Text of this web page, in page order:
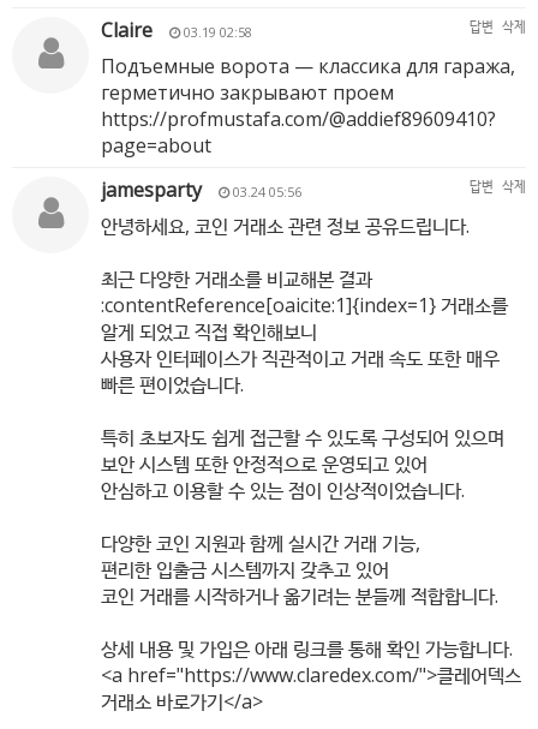
Claire
03.19 02:58 답변 삭제
Подъемные ворота — классика для гаража,
герметично закрывают проем
https://profmustafa.com/@addief89609410?
page=about
jamesparty
03.24 05:56 답변 삭제
안녕하세요, 코인 거래소 관련 정보 공유드립니다.
최근 다양한 거래소를 비교해본 결과
:contentReference[oaicite:1]{index=1} 거래소를
알게 되었고 직접 확인해보니
사용자 인터페이스가 직관적이고 거래 속도 또한 매우
빠른 편이었습니다.
특히 초보자도 쉽게 접근할 수 있도록 구성되어 있으며
보안 시스템 또한 안정적으로 운영되고 있어
안심하고 이용할 수 있는 점이 인상적이었습니다.
다양한 코인 지원과 함께 실시간 거래 기능,
편리한 입출금 시스템까지 갖추고 있어
코인 거래를 시작하거나 옮기려는 분들께 적합합니다.
상세 내용 및 가입은 아래 링크를 통해 확인 가능합니다.
<a href="https://www.claredex.com/">클레어덱스
거래소 바로가기</a>